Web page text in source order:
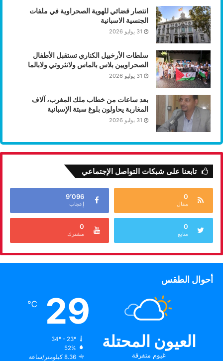
انتصار قضائي للهوية الصحراوية في ملفات
الجنسية الاسبانية
31 يوليو 2026
سلطات الأرخبيل الكناري تستقبل الأطفال
الصحراويين بلاس بالماس ولانثروتي ولابالما
31 يوليو 2026
بعد ساعات من خطاب ملك المغرب، آلاف
المغاربة يحاولون بلوغ سبتة الإسبانية
31 يوليو 2026
تابعنا على شبكات التواصل الإجتماعي
0
مقال
9٬096
إعجاب
0
متابع
0
مشترك
أحوال الطقس
العيون المحتلة
غيوم متفرقة
29
℃
34º - 23º
52%
8.36 كيلومتر/ساعة